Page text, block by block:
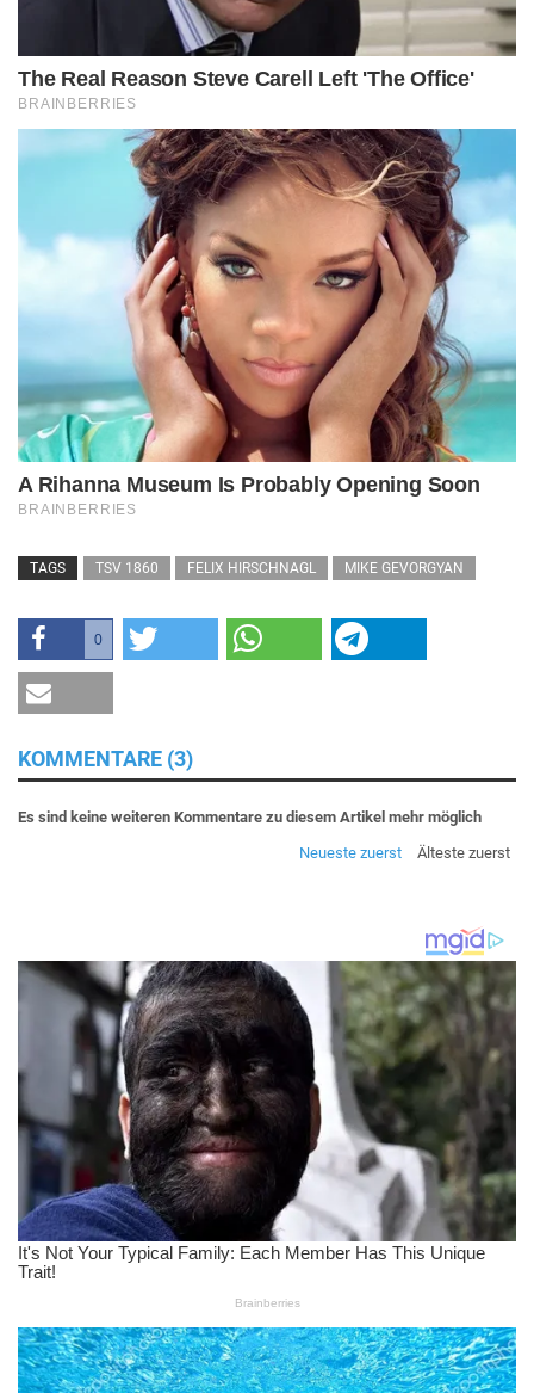
TAGS TSV 1860 FELIX HIRSCHNAGL MIKE GEVORGYAN
0
KOMMENTARE (3)
Es sind keine weiteren Kommentare zu diesem Artikel mehr möglich
Neueste zuerst
Älteste zuerst